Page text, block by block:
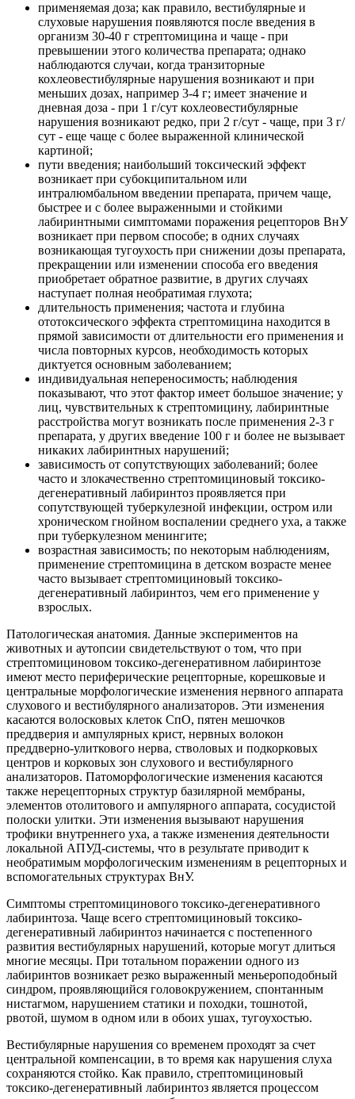
применяемая доза; как правило, вестибулярные и
слуховые нарушения появляются после введения в
организм 30-40 г стрептомицина и чаще - при
превышении этого количества препарата; однако
наблюдаются случаи, когда транзиторные
кохлеовестибулярные нарушения возникают и при
меньших дозах, например 3-4 г; имеет значение и
дневная доза - при 1 г/сут кохлеовестибулярные
нарушения возникают редко, при 2 г/сут - чаще, при 3 г/
сут - еще чаще с более выраженной клинической
картиной;
пути введения; наибольший токсический эффект
возникает при субокципитальном или
интралюмбальном введении препарата, причем чаще,
быстрее и с более выраженными и стойкими
лабиринтными симптомами поражения рецепторов ВнУ
возникает при первом способе; в одних случаях
возникающая тугоухость при снижении дозы препарата,
прекращении или изменении способа его введения
приобретает обратное развитие, в других случаях
наступает полная необратимая глухота;
длительность применения; частота и глубина
ототоксического эффекта стрептомицина находится в
прямой зависимости от длительности его применения и
числа повторных курсов, необходимость которых
диктуется основным заболеванием;
индивидуальная непереносимость; наблюдения
показывают, что этот фактор имеет большое значение; у
лиц, чувствительных к стрептомицину, лабиринтные
расстройства могут возникать после применения 2-3 г
препарата, у других введение 100 г и более не вызывает
никаких лабиринтных нарушений;
зависимость от сопутствующих заболеваний; более
часто и злокачественно стрептомициновый токсико-
дегенеративный лабиринтоз проявляется при
сопутствующей туберкулезной инфекции, остром или
хроническом гнойном воспалении среднего уха, а также
при туберкулезном менингите;
возрастная зависимость; по некоторым наблюдениям,
применение стрептомицина в детском возрасте менее
часто вызывает стрептомициновый токсико-
дегенеративный лабиринтоз, чем его применение у
взрослых.
Патологическая анатомия. Данные экспериментов на
животных и аутопсии свидетельствуют о том, что при
стрептомициновом токсико-дегенеративном лабиринтозе
имеют место периферические рецепторные, корешковые и
центральные морфологические изменения нервного аппарата
слухового и вестибулярного анализаторов. Эти изменения
касаются волосковых клеток СпО, пятен мешочков
преддверия и ампулярных крист, нервных волокон
преддверно-улиткового нерва, стволовых и подкорковых
центров и корковых зон слухового и вестибулярного
анализаторов. Патоморфологические изменения касаются
также нерецепторных структур базилярной мембраны,
элементов отолитового и ампулярного аппарата, сосудистой
полоски улитки. Эти изменения вызывают нарушения
трофики внутреннего уха, а также изменения деятельности
локальной АПУД-системы, что в результате приводит к
необратимым морфологическим изменениям в рецепторных и
вспомогательных структурах ВнУ.
Симптомы стрептомицинового токсико-дегенеративного
лабиринтоза. Чаще всего стрептомициновый токсико-
дегенеративный лабиринтоз начинается с постепенного
развития вестибулярных нарушений, которые могут длиться
многие месяцы. При тотальном поражении одного из
лабиринтов возникает резко выраженный меньероподобный
синдром, проявляющийся головокружением, спонтанным
нистагмом, нарушением статики и походки, тошнотой,
рвотой, шумом в одном или в обоих ушах, тугоухостью.
Вестибулярные нарушения со временем проходят за счет
центральной компенсации, в то время как нарушения слуха
сохраняются стойко. Как правило, стрептомициновый
токсико-дегенеративный лабиринтоз является процессом